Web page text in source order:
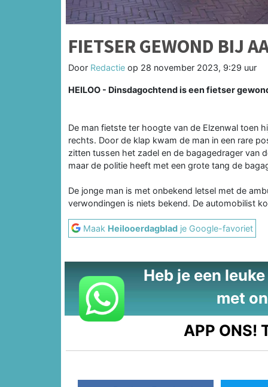
FIETSER GEWOND BIJ
Door Redactie op 28 november 2023, 9:29 uur
HEILOO - Dinsdagochtend is een fietser
De man fietste ter hoogte van de Elzenwal toen
rechts. Door de klap kwam de man in een rare
zitten tussen het zadel en de bagagedrager van
maar de politie heeft met een grote tang de
De jonge man is met onbekend letsel met de
verwondingen is niets bekend. De automobilist
Maak Heilooerdagblad je Google-favoriet
Heb je een
met
APP ONS!